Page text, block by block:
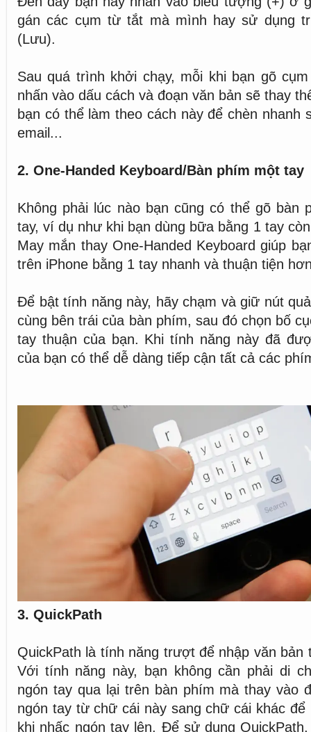
gán các cụm từ tắt mà mình hay sử dụng
(Lưu).
Sau quá trình khởi chạy, mỗi khi bạn gõ
nhấn vào dấu cách và đoạn văn bản sẽ thay
bạn có thể làm theo cách này để chèn nhanh
email...
2. One-Handed Keyboard/Bàn phím một tay
Không phải lúc nào bạn cũng có thể gõ bàn
tay, ví dụ như khi bạn dùng bữa bằng 1 tay
May mắn thay One-Handed Keyboard giúp
trên iPhone bằng 1 tay nhanh và thuận tiện
Để bật tính năng này, hãy chạm và giữ nút
cùng bên trái của bàn phím, sau đó chọn bố
tay thuận của bạn. Khi tính năng này đã
của bạn có thể dễ dàng tiếp cận tất cả các
3. QuickPath
QuickPath là tính năng trượt để nhập văn bản
Với tính năng này, bạn không cần phải di
ngón tay qua lại trên bàn phím mà thay vào
ngón tay từ chữ cái này sang chữ cái khác
khi nhấc ngón tay lên. Để sử dụng